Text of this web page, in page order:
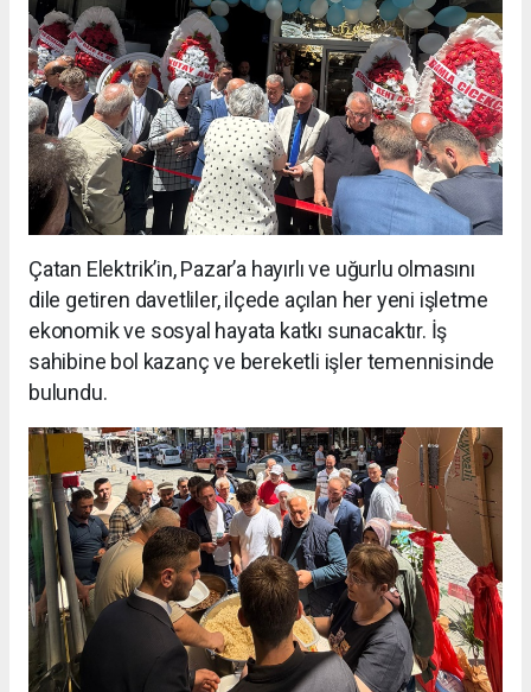
Çatan Elektrik’in, Pazar’a hayırlı ve uğurlu olmasını
dile getiren davetliler, ilçede açılan her yeni işletme
ekonomik ve sosyal hayata katkı sunacaktır. İş
sahibine bol kazanç ve bereketli işler temennisinde
bulundu.